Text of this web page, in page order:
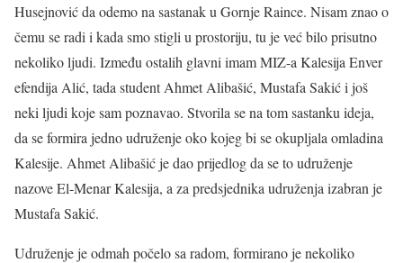
Husejnović da odemo na sastanak u Gornje Raince. Nisam znao o
čemu se radi i kada smo stigli u prostoriju, tu je već bilo prisutno
nekoliko ljudi. Između ostalih glavni imam MIZ-a Kalesija Enver
efendija Alić, tada student Ahmet Alibašić, Mustafa Sakić i još
neki ljudi koje sam poznavao. Stvorila se na tom sastanku ideja,
da se formira jedno udruženje oko kojeg bi se okupljala omladina
Kalesije. Ahmet Alibašić je dao prijedlog da se to udruženje
nazove El-Menar Kalesija, a za predsjednika udruženja izabran je
Mustafa Sakić.
Udruženje je odmah počelo sa radom, formirano je nekoliko